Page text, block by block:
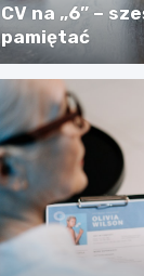
CV na „6” –
pamiętać